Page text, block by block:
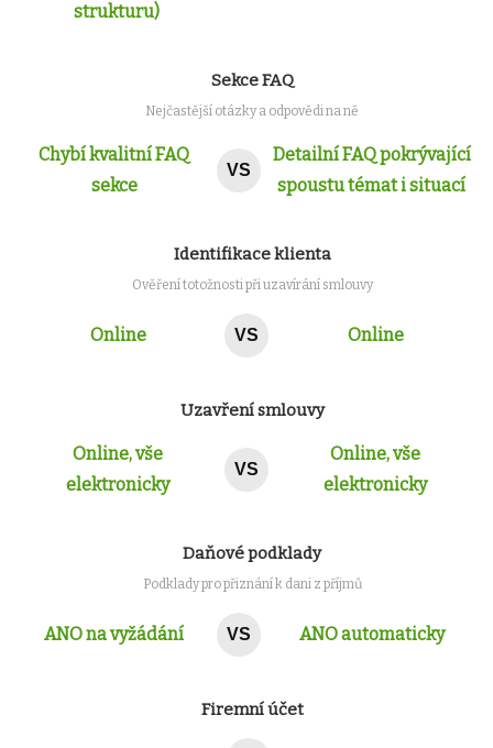
strukturu)
Sekce FAQ
Nejčastější otázky a odpovědi na ně
Chybí kvalitní FAQ
sekce
VS
Detailní FAQ pokrývající
spoustu témat i situací
Identifikace klienta
Ověření totožnosti při uzavírání smlouvy
Online VS Online
Uzavření smlouvy
Online, vše
elektronicky
VS
Online, vše
elektronicky
Daňové podklady
Podklady pro přiznání k dani z příjmů
ANO na vyžádání VS ANO automaticky
Firemní účet